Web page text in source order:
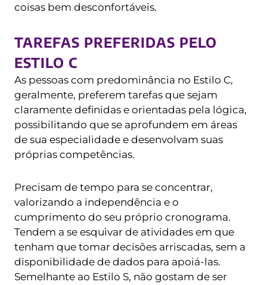
coisas bem desconfortáveis.
TAREFAS PREFERIDAS PELO
ESTILO C
As pessoas com predominância no Estilo C,
geralmente, preferem tarefas que sejam
claramente definidas e orientadas pela lógica,
possibilitando que se aprofundem em áreas
de sua especialidade e desenvolvam suas
próprias competências.
Precisam de tempo para se concentrar,
valorizando a independência e o
cumprimento do seu próprio cronograma.
Tendem a se esquivar de atividades em que
tenham que tomar decisões arriscadas, sem a
disponibilidade de dados para apoiá-las.
Semelhante ao Estilo S, não gostam de ser